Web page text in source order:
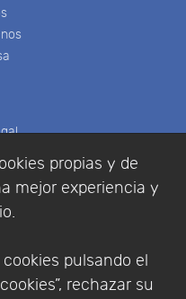
propias y de
mejor experiencia y
pulsando el
rechazar su
compra